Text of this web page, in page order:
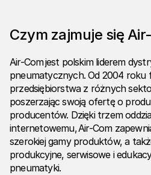
Czym zajmuje się
Air-Comjest polskim liderem
pneumatycznych. Od 2004 roku
przedsiębiorstwa z różnych
poszerzając swoją ofertę o
producentów. Dzięki trzem
internetowemu, Air-Com
szerokiej gamy produktów, a
produkcyjne, serwisowe i
pneumatyki.